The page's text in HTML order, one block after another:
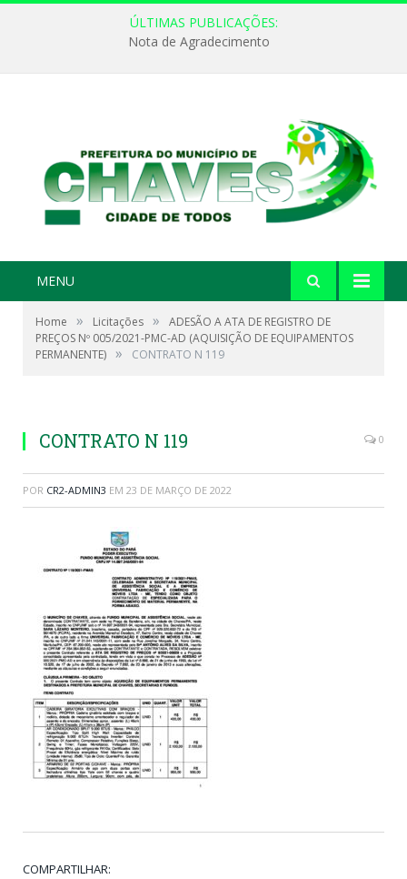
ÚLTIMAS PUBLICAÇÕES:
Nota de Agradecimento
MENU
Home » Licitações »
ADESÃO A ATA DE REGISTRO DE
PREÇOS Nº 005/2021-PMC-AD (AQUISIÇÃO DE EQUIPAMENTOS
PERMANENTE) » CONTRATO N 119
CONTRATO N 119 0
POR CR2-ADMIN3 EM 23 DE MARÇO DE 2022
COMPARTILHAR: